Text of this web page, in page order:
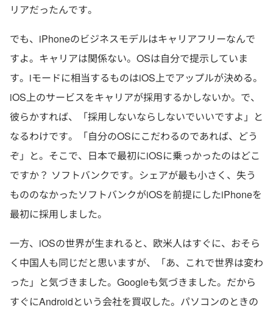
リアだったんです。
でも、iPhoneのビジネスモデルはキャリアフリーなんで
すよ。キャリアは関係ない。OSは自分で提示していま
す。iモードに相当するものはiOS上でアップルが決める。
iOS上のサービスをキャリアが採用するかしないか。で、
彼らかすれば、「採用しないならしないでいいですよ」と
なるわけです。「自分のOSにこだわるのであれば、どう
ぞ」と。そこで、日本で最初にiOSに乗っかったのはどこ
ですか？ ソフトバンクです。シェアが最も小さく、失う
もののなかったソフトバンクがiOSを前提にしたiPhoneを
最初に採用しました。
一方、iOSの世界が生まれると、欧米人はすぐに、おそら
く中国人も同じだと思いますが、「あ、これで世界は変わ
った」と気づきました。Googleも気づきました。だから
すぐにAndroidという会社を買収した。パソコンのときの